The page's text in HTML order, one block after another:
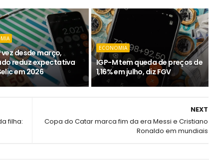
vez desde março,
reduz expectativa
em 2026
ECONOMIA
IGP-M tem queda de preços de
1,16% em julho, diz FGV
NEXT
Copa do Catar marca fim da era Messi e Cristiano
Ronaldo em mundiais
filha: